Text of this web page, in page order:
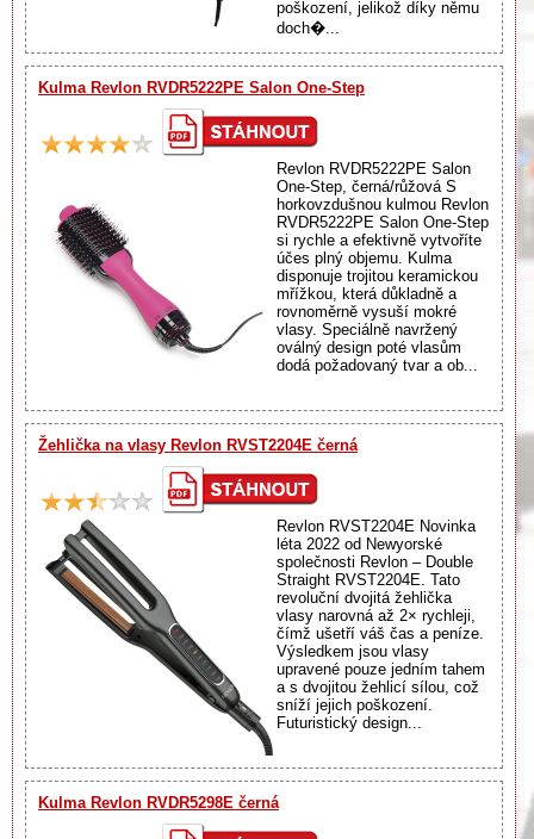
poškození, jelikož díky němu
doch�...
Kulma Revlon RVDR5222PE Salon One-Step
Revlon RVDR5222PE Salon
One-Step, černá/růžová S
horkovzdušnou kulmou Revlon
RVDR5222PE Salon One-Step
si rychle a efektivně vytvoříte
účes plný objemu. Kulma
disponuje trojitou keramickou
mřížkou, která důkladně a
rovnoměrně vysuší mokré
vlasy. Speciálně navržený
oválný design poté vlasům
dodá požadovaný tvar a ob...
Žehlička na vlasy Revlon RVST2204E černá
Revlon RVST2204E Novinka
léta 2022 od Newyorské
společnosti Revlon – Double
Straight RVST2204E. Tato
revoluční dvojitá žehlička
vlasy narovná až 2× rychleji,
čímž ušetří váš čas a peníze.
Výsledkem jsou vlasy
upravené pouze jedním tahem
a s dvojitou žehlicí sílou, což
sníží jejich poškození.
Futuristický design...
Kulma Revlon RVDR5298E černá